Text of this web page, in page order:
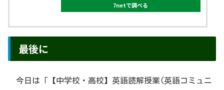
7netで調べる
最後に
今日は「【中学校・高校】英語読解授業(英語コミュニ